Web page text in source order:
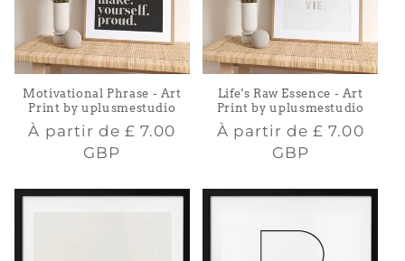
Motivational Phrase - Art
Print by uplusmestudio
Prix
habituel
À partir de£ 7.00
GBP
Life's Raw Essence - Art
Print by uplusmestudio
Prix
habituel
À partir de£ 7.00
GBP